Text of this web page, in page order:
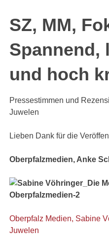
SZ, MM,
Spannend,
und hoch
Pressestimmen und
Juwelen
Lieben Dank für die
Oberpfalzmedien, Anke
Oberpfalz Medien, Sabine
Juwelen